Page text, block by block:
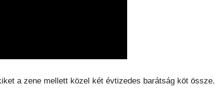
a zene mellett közel két évtizedes barátság köt össze.